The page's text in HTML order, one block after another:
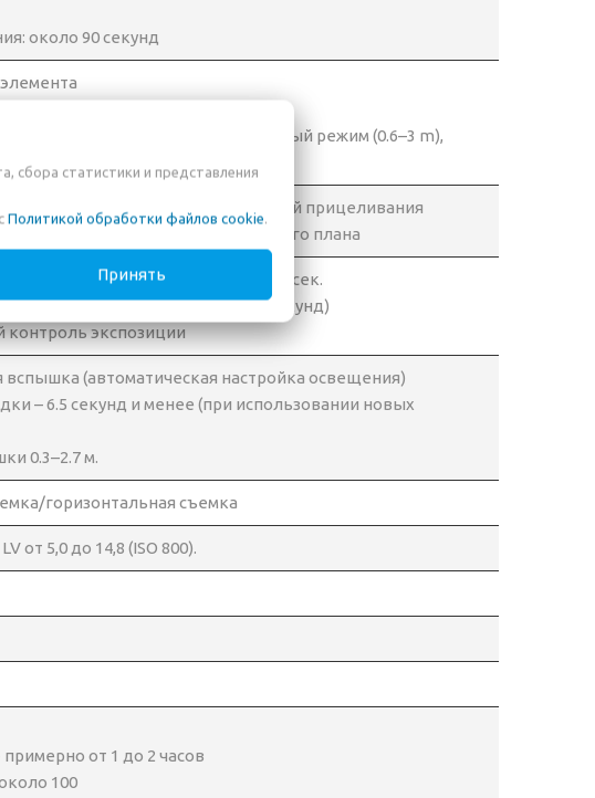
около 90 секунд
макрорежим (0.3–0.6 m), стандартный режим (0.6–3 m),
(от 3.0 m до бесконечности)
изображения 0,37x с точкой прицеливания
параллакса для режима крупного плана
электронный затвор – 1,8 – 1/400 сек.
(время открытия макс. 10 секунд)
контроль экспозиции
вспышка (автоматическая настройка освещения)
– 6.5 секунд и менее (при использовании новых
0.3–2.7 м.
горизонтальная съемка
от 5,0 до 14,8 (ISO 800).
от 1 до 2 часов
100
сбора статистики и представления
Политикой обработки файлов cookie.
Принять